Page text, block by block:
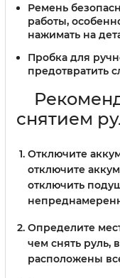
Ремень
работы,
нажимать на
Пробка для
предотвратить
снятием
Отключите
отключите
отключить
Определите
чем снять руль,
расположены